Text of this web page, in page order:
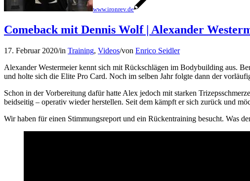
www.ironrev.de
Comeback mit Dennis Wolf | Alexander
17. Februar 2020/in Training, Videos/von Enrico Seidler
Alexander Westermeier kennt sich mit Rückschlägen im Bodybuilding aus.
und holte sich die Elite Pro Card. Noch im selben Jahr folgte dann der
Schon in der Vorbereitung dafür hatte Alex jedoch mit starken
beidseitig – operativ wieder herstellen. Seit dem kämpft er sich zurück und
Wir haben für einen Stimmungsreport und ein Rückentraining besucht. Was